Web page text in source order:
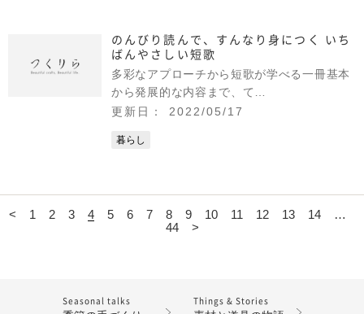
のんびり読んで、すんなり身につく いち
ばんやさしい短歌
多彩なアプローチから短歌が学べる一冊基本
から発展的な内容まで、て…
更新日： 2022/05/17
暮らし
< 1 2 3 4 5 6 7 8 9 10 11 12 13 14
…
44
>
Seasonal talks Things & Stories